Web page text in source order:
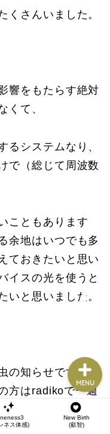
くさんいました。
響をもたらす絶対
くて、
るシステムなり、
で（総じて周波数
こともあります
余地はいつでも多
ておきたいと思い
イスの光を使うと
いと思いました。
の知らせですが、
方はradikoで一週
で、気になる方は
ネス体感)
New Birth
(叡智)
MENU
Oneness1
(純粋観照)
Oneness3
ンネス体感)
New Birth